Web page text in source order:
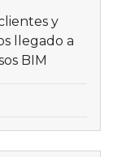
y
llegado a
BIM